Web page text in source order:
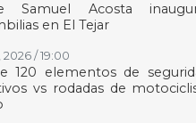
Samuel Acosta
en El Tejar
/ 19:00
120 elementos de
vs rodadas de